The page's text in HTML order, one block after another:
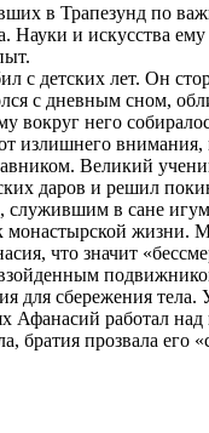
в Трапезунд по
и искусства
детских лет. Он
с дневным сном,
него
излишнего
Великий
даров и решил
в сане
жизни.
что значит
для сбережения
работал
братия прозвала его